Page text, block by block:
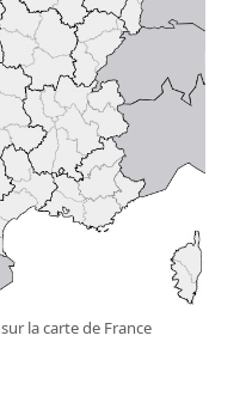
sur la carte de France